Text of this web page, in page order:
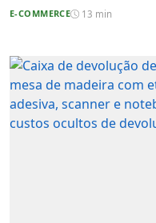
E-COMMERCE 13 min